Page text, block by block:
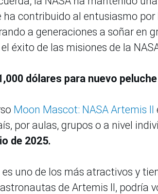
ha contribuido al entusiasmo
a generaciones a soñar en
éxito de las misiones de la
dólares para nuevo peluche
Moon Mascot: NASA Artemis II
por aulas, grupos o a nivel
de 2025.
uno de los más atractivos y
de Artemis II, podría